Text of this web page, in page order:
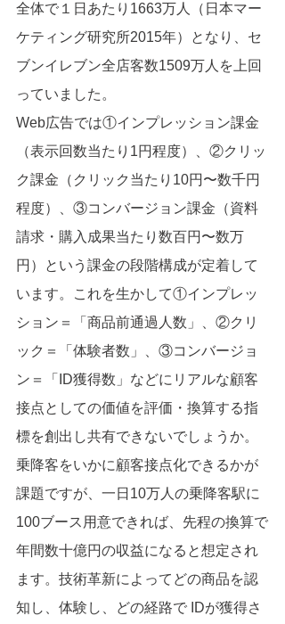
全体で１日あたり1663万人（日本マー
ケティング研究所2015年）となり、セ
ブンイレブン全店客数1509万人を上回
っていました。
Web広告では①インプレッション課金
（表示回数当たり1円程度）、②クリッ
ク課金（クリック当たり10円〜数千円
程度）、③コンバージョン課金（資料
請求・購入成果当たり数百円〜数万
円）という課金の段階構成が定着して
います。これを生かして①インプレッ
ション＝「商品前通過人数」、②クリ
ック＝「体験者数」、③コンバージョ
ン＝「ID獲得数」などにリアルな顧客
接点としての価値を評価・換算する指
標を創出し共有できないでしょうか。
乗降客をいかに顧客接点化できるかが
課題ですが、一日10万人の乗降客駅に
100ブース用意できれば、先程の換算で
年間数十億円の収益になると想定され
ます。技術革新によってどの商品を認
知し、体験し、どの経路で IDが獲得さ